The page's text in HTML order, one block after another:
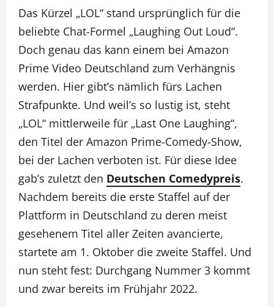
Das Kürzel „LOL“ stand ursprünglich für die
beliebte Chat-Formel „Laughing Out Loud“.
Doch genau das kann einem bei Amazon
Prime Video Deutschland zum Verhängnis
werden. Hier gibt’s nämlich fürs Lachen
Strafpunkte. Und weil’s so lustig ist, steht
„LOL“ mittlerweile für „Last One Laughing“,
den Titel der Amazon Prime-Comedy-Show,
bei der Lachen verboten ist. Für diese Idee
gab’s zuletzt den Deutschen Comedypreis.
Nachdem bereits die erste Staffel auf der
Plattform in Deutschland zu deren meist
gesehenem Titel aller Zeiten avancierte,
startete am 1. Oktober die zweite Staffel. Und
nun steht fest: Durchgang Nummer 3 kommt
und zwar bereits im Frühjahr 2022.